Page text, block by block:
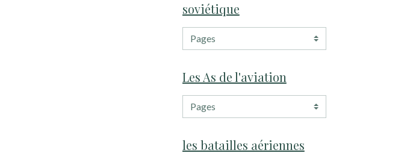
soviétique
Les As de l'aviation
les batailles aériennes